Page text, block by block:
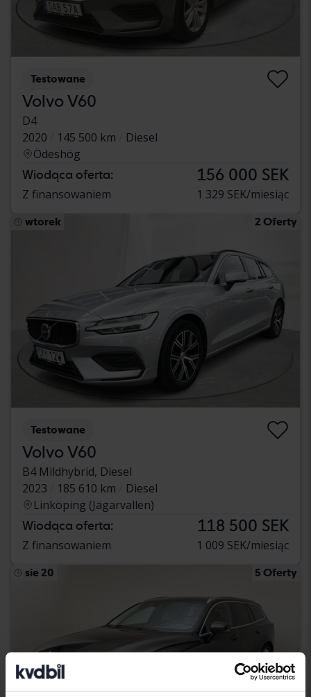
Testowane
Volvo V60
D4
2020
145 500 km
Diesel
Ödeshög
Wiodąca oferta: 156 000 SEK
Z finansowaniem 1 329 SEK/miesiąc
wtorek 2 Oferty
Testowane
Volvo V60
B4 Mildhybrid, Diesel
2023
185 610 km
Diesel
Linköping (Jägarvallen)
Wiodąca oferta: 118 500 SEK
Z finansowaniem 1 009 SEK/miesiąc
sie 20 5 Oferty